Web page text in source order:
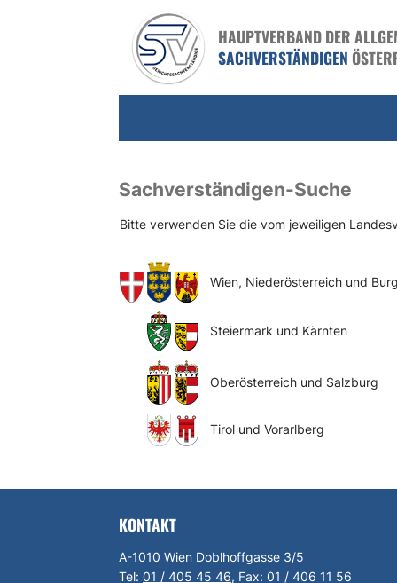
HAUPTVERBAND DER
SACHVERSTÄNDIGEN
Sachverständigen-Suche
Bitte verwenden Sie die vom jeweiligen
Wien, Niederösterreich und
Steiermark und Kärnten
Oberösterreich und Salzburg
Tirol und Vorarlberg
KONTAKT
A-1010 Wien Doblhoffgasse 3/5
Tel: 01 / 405 45 46, Fax: 01 / 406 11 56